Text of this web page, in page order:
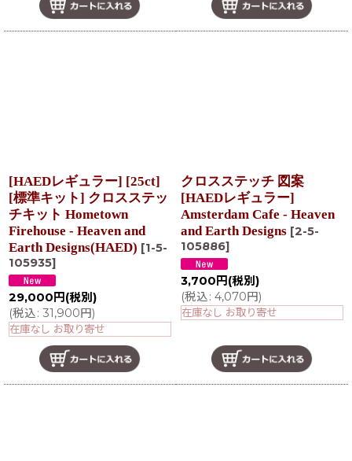
[HAEDレギュラー] [25ct]
[標準キット] クロスステッ
チキット Hometown
Firehouse - Heaven and
Earth Designs(HAED) [1-5-
105935]
29,000 円 (税別)
(税込: 31,900円)
在庫なし お取り寄せ
クロスステッチ 図案
[HAEDレギュラー]
Amsterdam Cafe - Heaven
and Earth Designs [2-5-
105886]
3,700 円 (税別)
(税込: 4,070円)
在庫なし お取り寄せ